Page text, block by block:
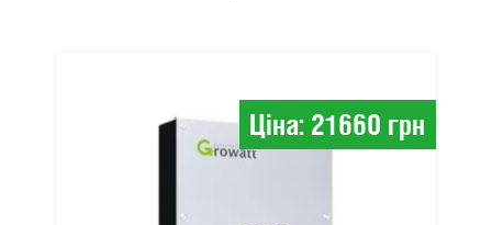
Ціна: 21660 грн